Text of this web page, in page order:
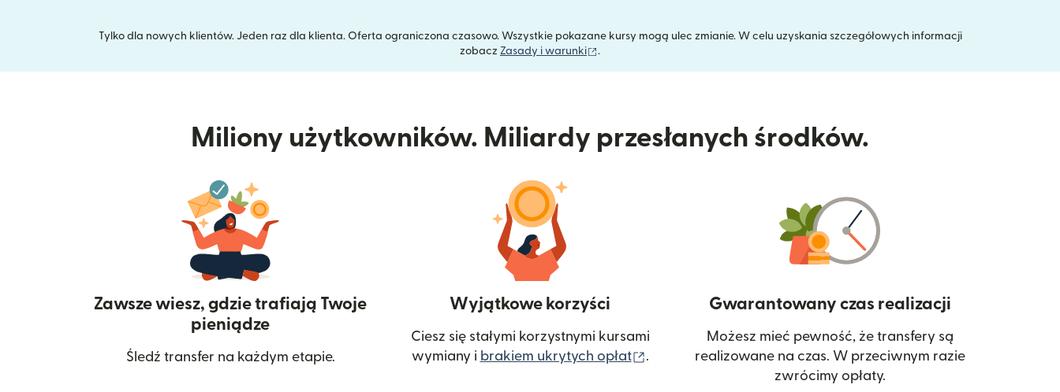
Tylko dla nowych klientów. Jeden raz dla klienta. Oferta ograniczona czasowo. Wszystkie pokazane kursy mogą ulec zmianie. W celu uzyskania szczegółowych informacji
zobacz Zasady i warunki (otwiera się w nowym oknie)
.
Miliony użytkowników. Miliardy przesłanych środków.
Zawsze wiesz, gdzie trafiają Twoje
pieniądze
Śledź transfer na każdym etapie.
Wyjątkowe korzyści
Ciesz się stałymi korzystnymi kursami
wymiany i brakiem ukrytych opłat (otwiera się w nowym oknie)
.
Gwarantowany czas realizacji
Możesz mieć pewność, że transfery są
realizowane na czas. W przeciwnym razie
zwrócimy opłaty.